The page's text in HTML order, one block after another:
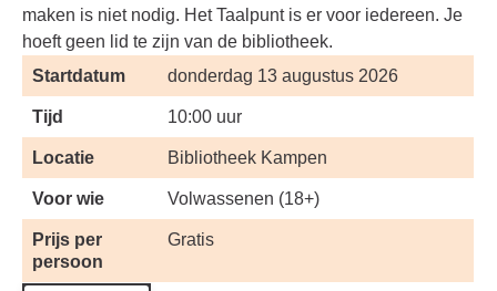
maken is niet nodig. Het Taalpunt is er voor iedereen. Je
hoeft geen lid te zijn van de bibliotheek.
Startdatum
donderdag 13 augustus 2026
Tijd 10:00 uur
Locatie Bibliotheek Kampen
Voor wie Volwassenen (18+)
Prijs per
persoon
Gratis